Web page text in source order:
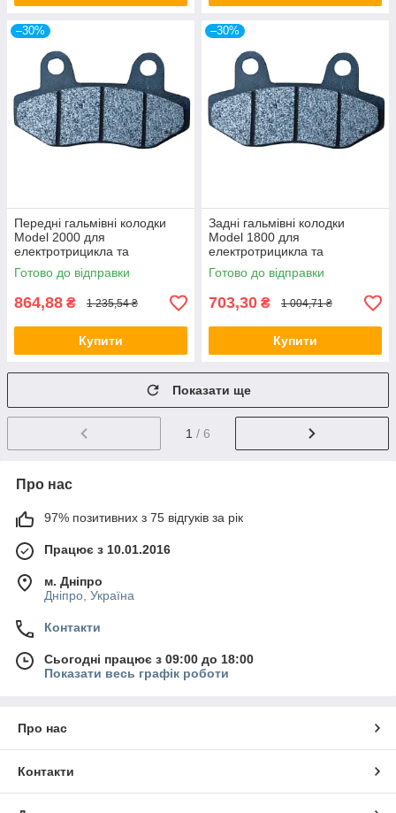
–30%
Передні гальмівні колодки
Model 2000 для
електротрицикла та
електротранспорту
Готово до відправки
864,88 ₴ 1 235,54 ₴
Купити
–30%
Задні гальмівні колодки
Model 1800 для
електротрицикла та
електротранспорту
Готово до відправки
703,30 ₴ 1 004,71 ₴
Купити
Показати ще
1 / 6
Про нас
97% позитивних з 75 відгуків за рік
Працює з 10.01.2016
м. Дніпро
Дніпро, Україна
Контакти
Сьогодні працює з 09:00 до 18:00
Показати весь графік роботи
Про нас
Контакти